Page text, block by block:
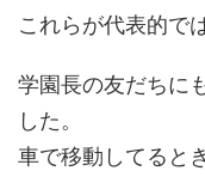
これらが代表的で
学園長の友だちに
した。
車で移動してると